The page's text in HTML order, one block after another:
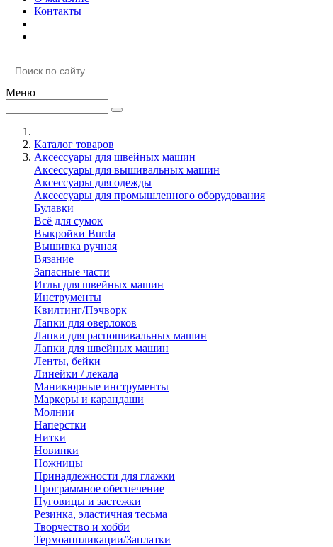
Контакты
Меню
Каталог товаров
Аксессуары для швейных машин
Аксессуары для вышивальных машин
Аксессуары для одежды
Аксессуары для промышленного оборудования
Булавки
Всё для сумок
Выкройки Burda
Вышивка ручная
Вязание
Запасные части
Иглы для швейных машин
Инструменты
Квилтинг/Пэчворк
Лапки для оверлоков
Лапки для распошивальных машин
Лапки для швейных машин
Ленты, бейки
Линейки / лекала
Маникюрные инструменты
Маркеры и карандаши
Молнии
Наперстки
Нитки
Новинки
Ножницы
Принадлежности для глажки
Программное обеспечение
Пуговицы и застежки
Резинка, эластичная тесьма
Творчество и хобби
Термоаппликации/Заплатки